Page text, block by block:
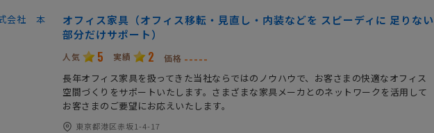
オフィス家具（オフィス移転・見直し・内装などを スピーディに 足りない
部分だけサポート）
人気 5 実績 2 価格 -----
長年オフィス家具を扱ってきた当社ならではのノウハウで、お客さまの快適なオフィス
空間づくりをサポートいたします。さまざまな家具メーカとのネットワークを活用して
お客さまのご要望にお応えいたします。
東京都港区赤坂1-4-17